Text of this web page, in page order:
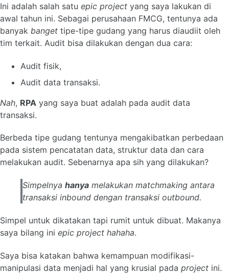
Ini adalah salah satu epic project yang saya lakukan di
awal tahun ini. Sebagai perusahaan FMCG, tentunya ada
banyak banget tipe-tipe gudang yang harus diaudiit oleh
tim terkait. Audit bisa dilakukan dengan dua cara:
Audit fisik,
Audit data transaksi.
Nah, RPA yang saya buat adalah pada audit data
transaksi.
Berbeda tipe gudang tentunya mengakibatkan perbedaan
pada sistem pencatatan data, struktur data dan cara
melakukan audit. Sebenarnya apa sih yang dilakukan?
Simpelnya hanya melakukan matchmaking antara
transaksi inbound dengan transaksi outbound.
Simpel untuk dikatakan tapi rumit untuk dibuat. Makanya
saya bilang ini epic project hahaha.
Saya bisa katakan bahwa kemampuan modifikasi-
manipulasi data menjadi hal yang krusial pada project ini.